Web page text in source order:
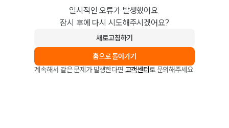
일시적인 오류가 발생했어요.
잠시 후에 다시 시도해주시겠어요?
새로고침하기
홈으로 돌아가기
계속해서 같은 문제가 발생한다면 고객센터로 문의해주세요.